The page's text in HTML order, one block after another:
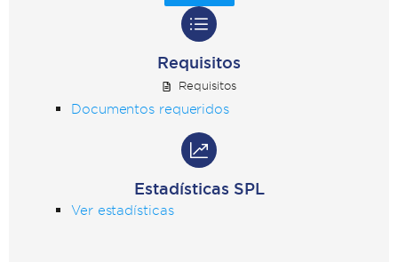
Requisitos
Requisitos
Documentos requeridos
Estadísticas SPL
Ver estadísticas